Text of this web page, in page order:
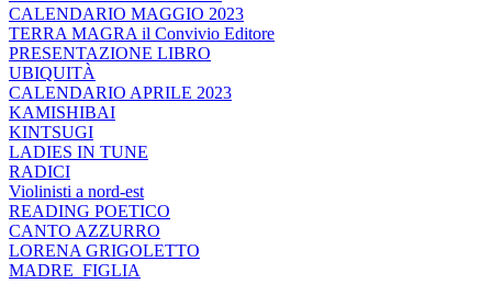
CALENDARIO MAGGIO 2023
TERRA MAGRA il Convivio Editore
PRESENTAZIONE LIBRO
UBIQUITÀ
CALENDARIO APRILE 2023
KAMISHIBAI
KINTSUGI
LADIES IN TUNE
RADICI
Violinisti a nord-est
READING POETICO
CANTO AZZURRO
LORENA GRIGOLETTO
MADRE_FIGLIA